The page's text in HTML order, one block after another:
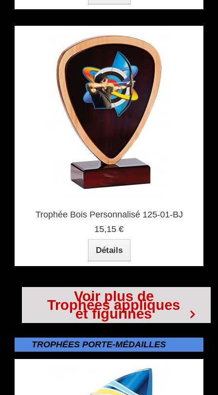
Trophée Bois Personnalisé 125-01-BJ
15,15 €
Détails
Voir plus de
Trophées appliques
et figurines
TROPHÉES PORTE-MÉDAILLES